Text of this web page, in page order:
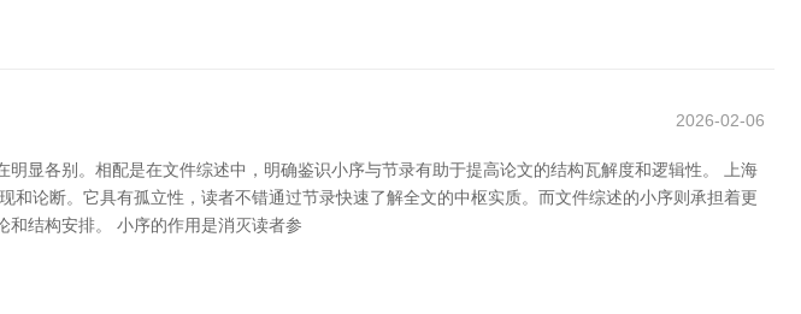
2026-02-06
显各别。相配是在文件综述中，明确鉴识小序与节录有助于提高论文的结构瓦解度和逻辑性。 上海
论断。它具有孤立性，读者不错通过节录快速了解全文的中枢实质。而文件综述的小序则承担着更
和结构安排。 小序的作用是消灭读者参